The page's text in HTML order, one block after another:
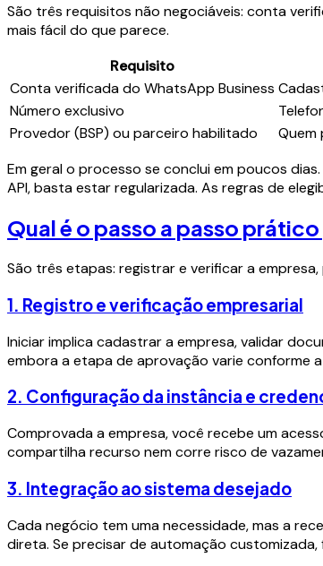
São três requisitos não negociáveis: conta
mais fácil do que parece.
Requisito
Conta verificada do WhatsApp Business
Número exclusivo
Provedor (BSP) ou parceiro habilitado
Quem
Em geral o processo se conclui em poucos
API, basta estar regularizada. As regras de
Qual é o passo a passo
São três etapas: registrar e verificar a
1. Registro e verificação empresarial
Iniciar implica cadastrar a empresa, validar
embora a etapa de aprovação varie conforme
2. Configuração da instância e
Comprovada a empresa, você recebe um
compartilha recurso nem corre risco de
3. Integração ao sistema desejado
Cada negócio tem uma necessidade, mas a
direta. Se precisar de automação